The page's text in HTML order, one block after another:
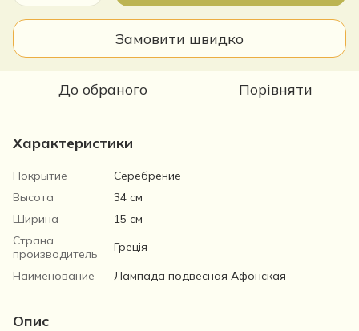
Замовити швидко
До обраного Порівняти
Характеристики
Покрытие
Серебрение
Высота
34 см
Ширина
15 см
Страна
производитель
Греція
Наименование
Лампада подвесная Афонская
Опис